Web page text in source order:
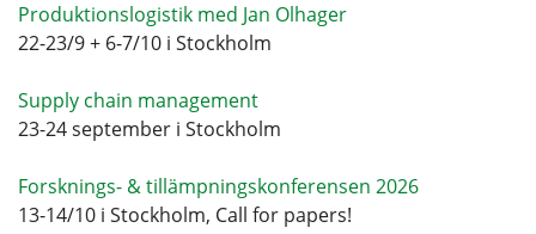
Produktionslogistik med Jan Olhager
22-23/9 + 6-7/10 i Stockholm
Supply chain management
23-24 september i Stockholm
Forsknings- & tillämpningskonferensen 2026
13-14/10 i Stockholm, Call for papers!